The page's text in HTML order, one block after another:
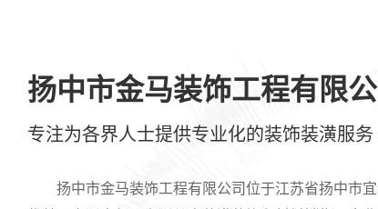
扬中市金马装饰工程有限
专注为各界人士提供专业化的装饰装潢服务
扬中市金马装饰工程有限公司位于江苏省扬中市宜